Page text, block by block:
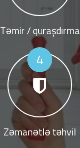
Təmir / quraşdırma
4
Zəmanətlə təhvil